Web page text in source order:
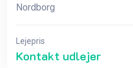
Nordborg
Lejepris
Kontakt udlejer